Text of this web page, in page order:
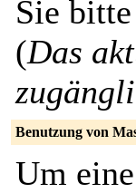
Sie
(Das
Benutzung von
Um